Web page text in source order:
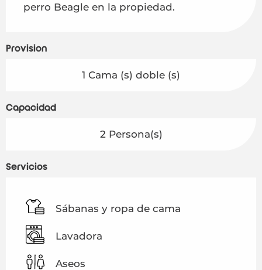
perro Beagle en la propiedad.
Provisión
1 Cama (s) doble (s)
Capacidad
2 Persona(s)
Servicios
Sábanas y ropa de cama
Lavadora
Aseos